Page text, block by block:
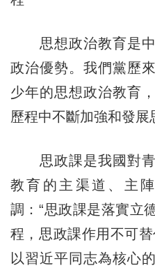
思想政治教育是中
政治優勢。我們黨歷
少年的思想政治教育
歷程中不斷加強和發展
思政課是我國對青
教育的主渠道、主
調：“思政課是落實立
程，思政課作用不可替
以習近平同志為核心